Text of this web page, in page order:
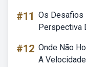
#11 Os Desafios
Perspectiva
#12 Onde Não
A